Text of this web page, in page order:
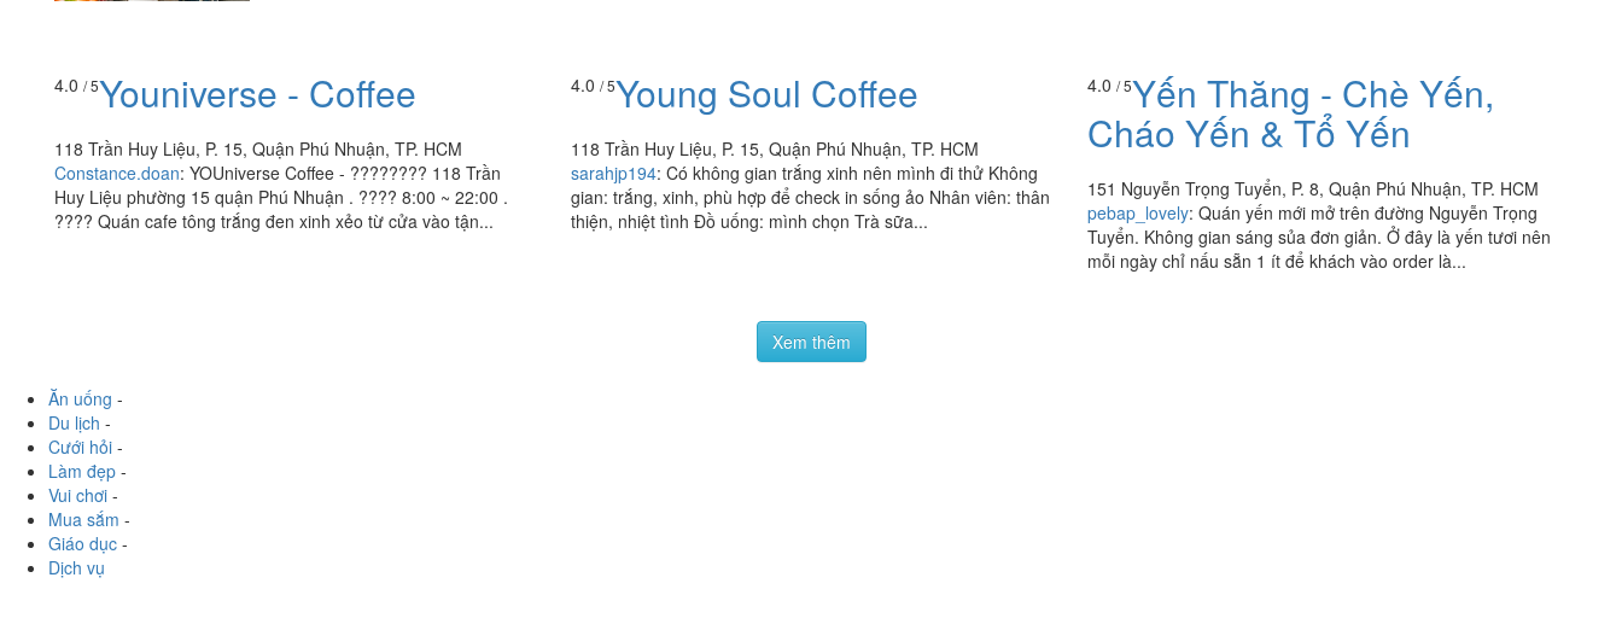
4.0 / 5Youniverse - Coffee
118 Trần Huy Liệu, P. 15, Quận Phú Nhuận, TP. HCM
Constance.doan: YOUniverse Coffee - ???????? 118 Trần
Huy Liệu phường 15 quận Phú Nhuận . ???? 8:00 ~ 22:00 .
???? Quán cafe tông trắng đen xinh xẻo từ cửa vào tận...
4.0 / 5Young Soul Coffee
118 Trần Huy Liệu, P. 15, Quận Phú Nhuận, TP. HCM
sarahjp194: Có không gian trắng xinh nên mình đi thử Không
gian: trắng, xinh, phù hợp để check in sống ảo Nhân viên: thân
thiện, nhiệt tình Đồ uống: mình chọn Trà sữa...
4.0 / 5Yến Thăng - Chè Yến,
Cháo Yến & Tổ Yến
151 Nguyễn Trọng Tuyển, P. 8, Quận Phú Nhuận, TP. HCM
pebap_lovely: Quán yến mới mở trên đường Nguyễn Trọng
Tuyển. Không gian sáng sủa đơn giản. Ở đây là yến tươi nên
mỗi ngày chỉ nấu sẵn 1 ít để khách vào order là...
Ăn uống -
Du lịch-
Cưới hỏi-
Làm đẹp